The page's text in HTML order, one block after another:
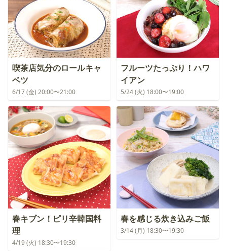
喫茶店気分のロールキャ
ベツ
6/17 (金) 20:00〜21:00
フルーツたっぷり！ハワ
イアン
5/24 (火) 18:00〜19:00
春キブン！ピリ辛韓国料
理
4/19 (火) 18:30〜19:30
春を感じる炊き込みご飯
3/14 (月) 18:30〜19:30